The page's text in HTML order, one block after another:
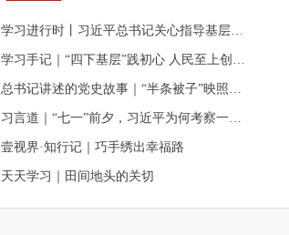
壹视界·知行记｜巧手绣出幸福路
天天学习｜田间地头的关切